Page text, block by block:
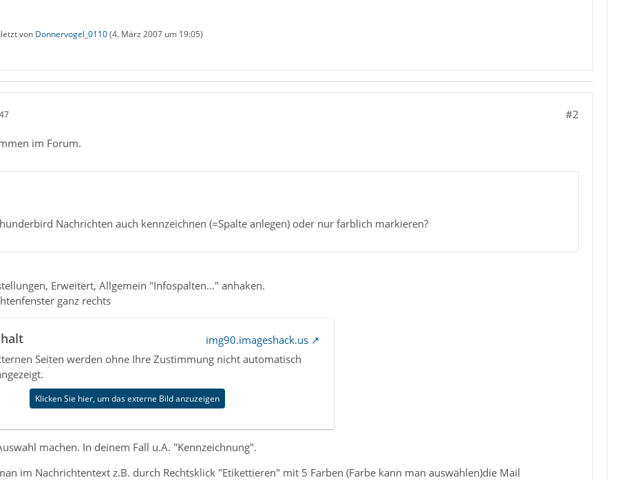
von Donnervogel_0110(4. März 2007 um 19:05)
#2
im Forum.
Nachrichten auch kennzeichnen (=Spalte anlegen) oder nur farblich markieren?
Erweitert, Allgemein "Infospalten..." anhaken.
ganz rechts
img90.imageshack.us
Seiten werden ohne Ihre Zustimmung nicht automatisch
Klicken Sie hier, um das externe Bild anzuzeigen
machen. In deinem Fall u.A. "Kennzeichnung".
im Nachrichtentext z.B. durch Rechtsklick "Etikettieren" mit 5 Farben (Farbe kann man auswählen)die Mail